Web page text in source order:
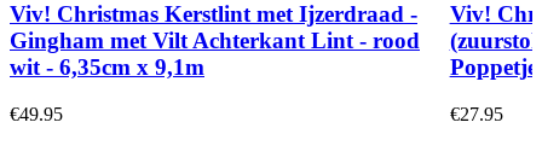
Viv! Christmas Kerstlint met Ijzerdraad -
Gingham met Vilt Achterkant Lint - rood
wit - 6,35cm x 9,1m
€49.95
Viv!
€27.95